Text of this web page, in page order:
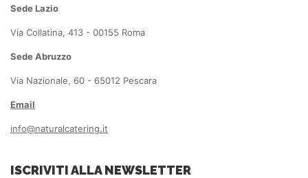
Sede Lazio
Via Collatina, 413 - 00155 Roma
Sede Abruzzo
Via Nazionale, 60 - 65012 Pescara
Email
info@naturalcatering.it
ISCRIVITI ALLA NEWSLETTER